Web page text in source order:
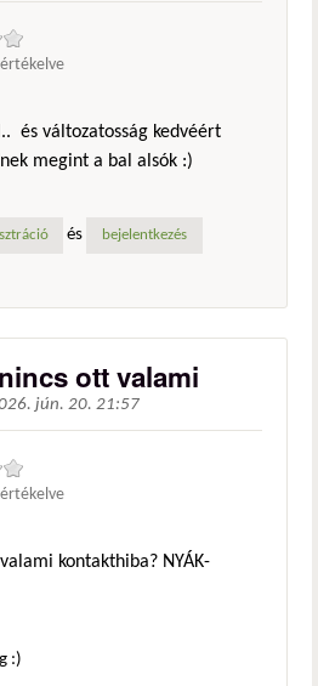
és változatosság kedvéért
megint a bal alsók :)
és bejelentkezés
ott valami
jún. 20. 21:57
kontakthiba? NYÁK-
:)